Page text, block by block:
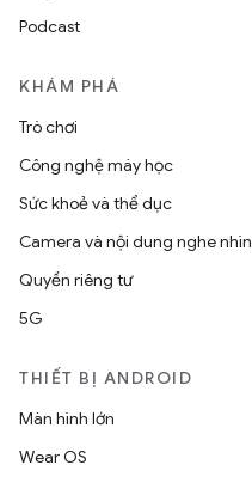
Podcast
KHÁM PHÁ
Trò chơi
Công nghệ máy học
Sức khoẻ và thể dục
Camera và nội dung nghe nhìn
Quyền riêng tư
5G
THIẾT BỊ ANDROID
Màn hình lớn
Wear OS